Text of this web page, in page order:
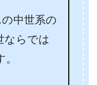
中世系の
ならでは